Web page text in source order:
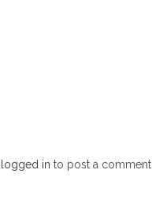
logged in to post a comment.